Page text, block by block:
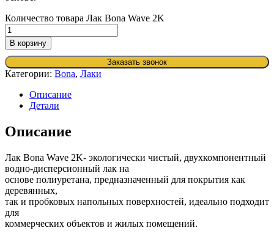
Количество товара Лак Bona Wave 2K
В корзину
Заказать звонок
Категории: Bona, Лаки
Описание
Детали
Описание
Лак Bona Wave 2K- экологически чистый, двухкомпонентный
водно-дисперсионный лак на
основе полиуретана, предназначенный для покрытия как
деревянных,
так и пробковых напольных поверхностей, идеально подходит
для
коммерческих объектов и жилых помещений.